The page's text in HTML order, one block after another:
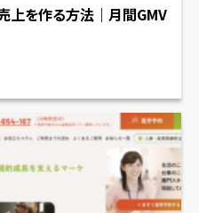
を作る方法｜月間GMV